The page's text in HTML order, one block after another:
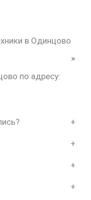
в Одинцово
+
по адресу:
+
+
+
+